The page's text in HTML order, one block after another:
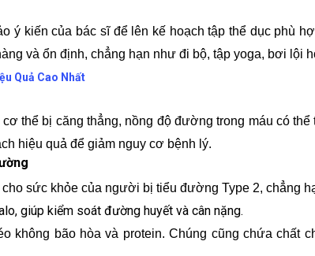
ý kiến của bác sĩ để lên kế hoạch tập thể dục phù
và ổn định, chẳng hạn như đi bộ, tập yoga, bơi lội
Quả Cao Nhất
thể bị căng thẳng, nồng độ đường trong máu có
hiệu quả để giảm nguy cơ bệnh lý.
sức khỏe của người bị tiểu đường Type 2, chẳng
giúp kiểm soát đường huyết và cân nặng.
không bão hòa và protein. Chúng cũng chứa chất